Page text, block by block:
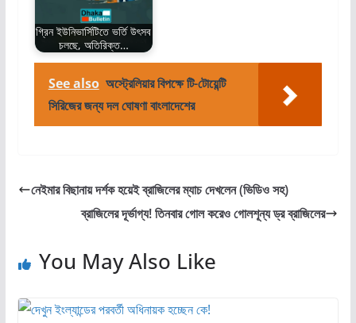
গ্রিন ইউনিভার্সিটিতে ভর্তি উৎসব
চলছে, অতিরিক্ত…
See also অস্ট্রেলিয়ার বিপক্ষে টি-টোয়েন্টি
সিরিজের জন্য দল ঘোষণা বাংলাদেশের
নেইমার বিছানায় দর্শক হয়েই ব্রাজিলের ম্যাচ দেখলেন (ভিডিও সহ)
ব্রাজিলের দূর্ভাগ্য! তিনবার গোল করেও গোলশূন্য ড্র ব্রাজিলের
You May Also Like